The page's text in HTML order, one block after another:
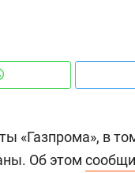
«Газпрома», в
Об этом